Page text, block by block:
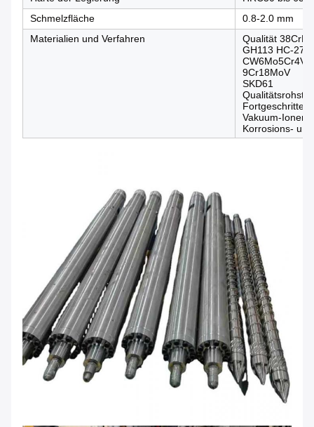
Schmelzfläche
0.8-2.0 mm
Materialien und Verfahren
Qualität
GH113 HC-276
CW6Mo5Cr4V2
9Cr18MoV
SKD61
Vakuum-
Korrosions-